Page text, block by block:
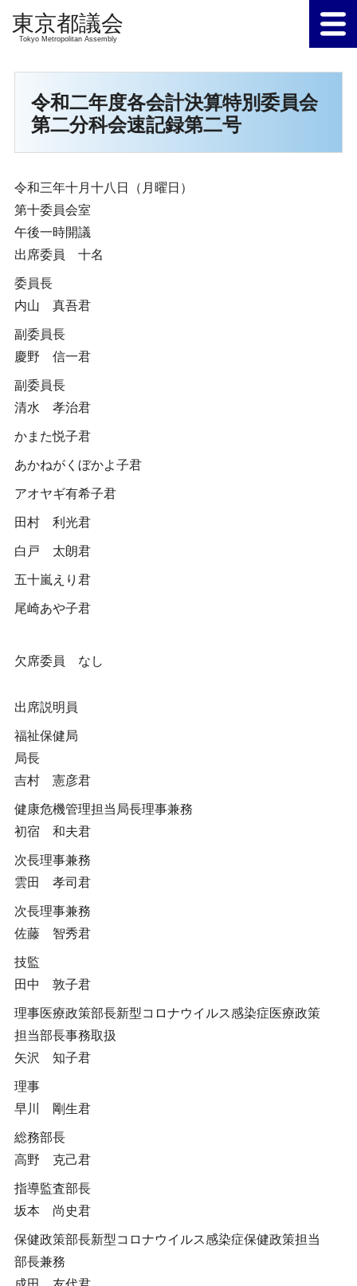
Tokyo Metropolitan Assembly
令和二年度各会計決算特別委員会
第二分科会速記録第二号
令和三年十月十八日（月曜日）
第十委員会室
午後一時開議
出席委員 十名
委員長
内山 真吾君
副委員長
慶野 信一君
副委員長
清水 孝治君
かまた悦子君
あかねがくぼかよ子君
アオヤギ有希子君
田村 利光君
白戸 太朗君
五十嵐えり君
尾崎あや子君
欠席委員 なし
出席説明員
福祉保健局
局長
吉村 憲彦君
健康危機管理担当局長理事兼務
初宿 和夫君
次長理事兼務
雲田 孝司君
次長理事兼務
佐藤 智秀君
技監
田中 敦子君
理事医療政策部長新型コロナウイルス感染症医療政策
担当部長事務取扱
矢沢 知子君
理事
早川 剛生君
総務部長
高野 克己君
指導監査部長
坂本 尚史君
保健政策部長新型コロナウイルス感染症保健政策担当
部長兼務